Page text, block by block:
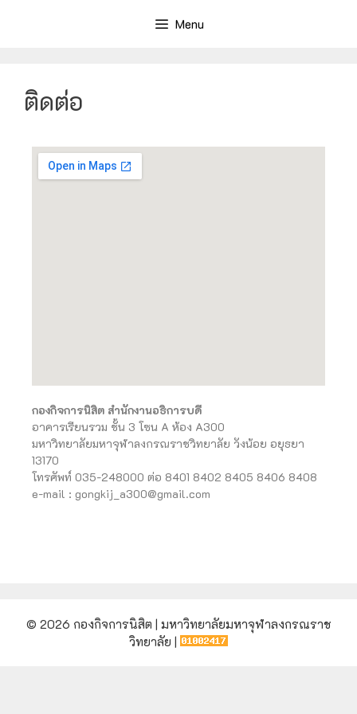
Menu
ติดต่อ
กองกิจการนิสิต สำนักงานอธิการบดี
อาคารเรียนรวม ชั้น 3 โซน A ห้อง A300
มหาวิทยาลัยมหาจุฬาลงกรณราชวิทยาลัย วังน้อย อยุธยา
13170
โทรศัพท์ 035-248000 ต่อ 8401 8402 8405 8406 8408
e-mail : gongkij_a300@gmail.com
© 2026 กองกิจการนิสิต | มหาวิทยาลัยมหาจุฬาลงกรณราช
วิทยาลัย |